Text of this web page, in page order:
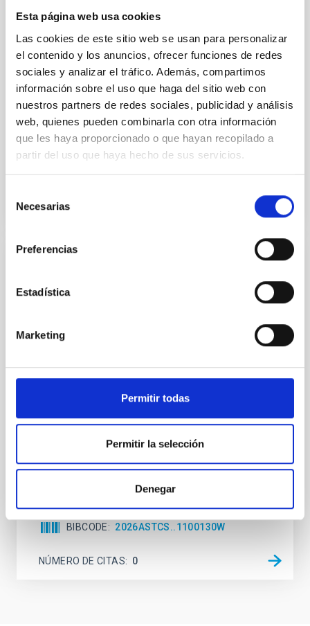
Esta página web usa cookies
Las cookies de este sitio web se usan para personalizar
el contenido y los anuncios, ofrecer funciones de redes
sociales y analizar el tráfico. Además, compartimos
información sobre el uso que haga del sitio web con
nuestros partners de redes sociales, publicidad y análisis
web, quienes pueden combinarla con otra información
que les haya proporcionado o que hayan recopilado a
partir del uso que haya hecho de sus servicios.
Necesarias
Preferencias
Estadística
Marketing
Permitir todas
Permitir la selección
Denegar
primary target of the NASA Lucy mission, obtained
on 2026 May 19─20 and May 21─22 UT with the
Two-meter Twin Telescope (TTT). Phase-Dispersion
Minimization over the combined two-night dataset
Alarcon, Miguel R. et al.
Fecha de publicación:
BIBCODE 2026RNAAS..10..143A
NÚMERO DE CITAS
The impact of Active Galactic Nuclei on
While the influence of supermassive black hole
(AGN) winds, particularly ultrafast outflows (UFOs),
unexplored. This study aims to fill this gap by
investigating the relationship between SMBH mass
Waas, Jourdan et al.
Fecha de publicación:
BIBCODE 2026ASTCS..1100130W
NÚMERO DE CITAS 0